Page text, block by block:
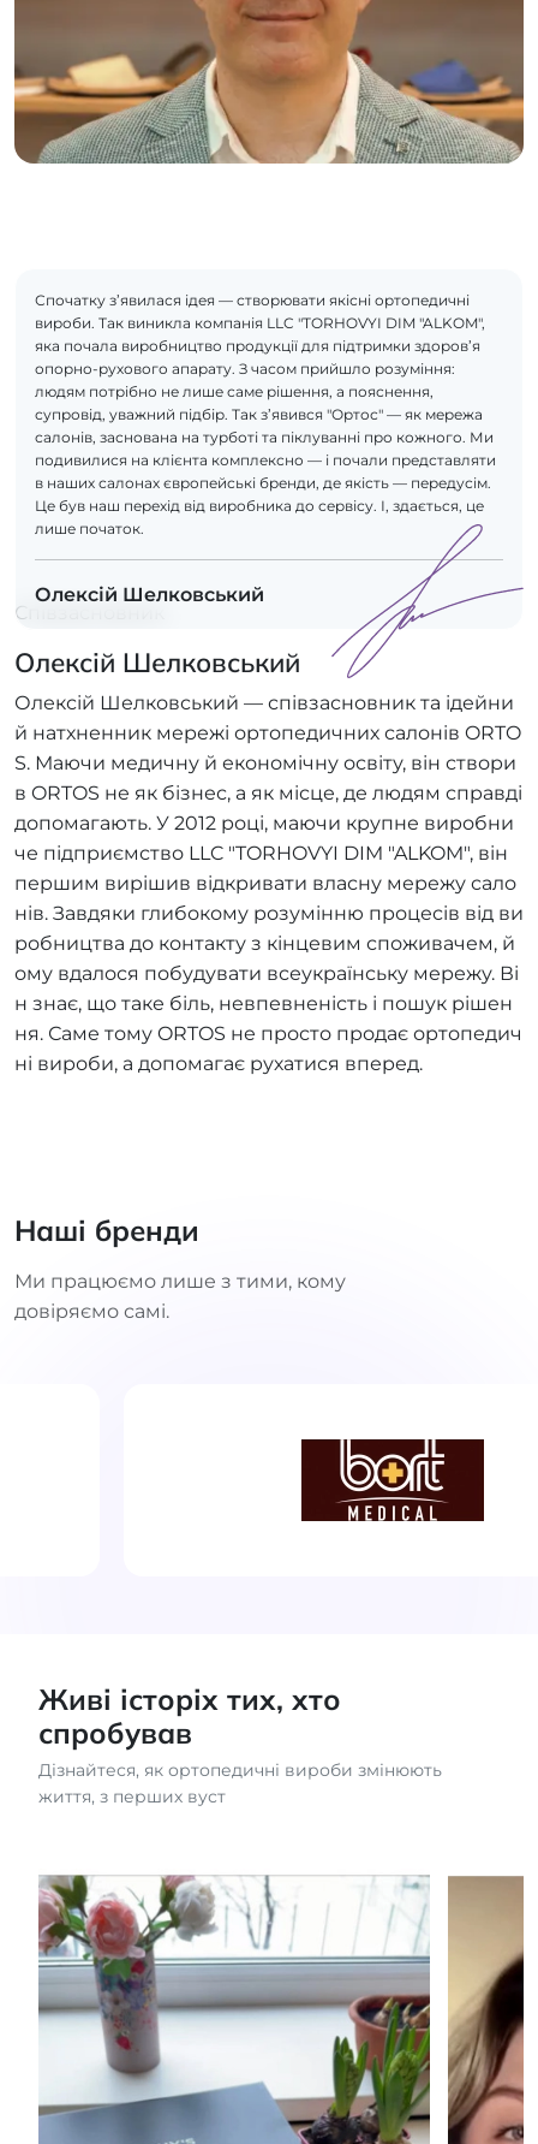
Спочатку з’явилася ідея — створювати якісні ортопедичні
вироби. Так виникла компанія LLC "TORHOVYI DIM "ALKOM",
яка почала виробництво продукції для підтримки здоров’я
опорно-рухового апарату. З часом прийшло розуміння:
людям потрібно не лише саме рішення, а пояснення,
супровід, уважний підбір. Так з’явився "Ортос" — як мережа
салонів, заснована на турботі та піклуванні про кожного. Ми
подивилися на клієнта комплексно — і почали представляти
в наших салонах європейські бренди, де якість — передусім.
Це був наш перехід від виробника до сервісу. І, здається, це
лише початок.
Олексій Шелковський
Співзасновник
Олексій Шелковський
Олексій Шелковський — співзасновник та ідейни
й натхненник мережі ортопедичних салонів ORTO
S. Маючи медичну й економічну освіту, він створи
в ORTOS не як бізнес, а як місце, де людям справді
допомагають. У 2012 році, маючи крупне виробни
че підприємство LLC "TORHOVYI DIM "ALKOM", він
першим вирішив відкривати власну мережу сало
нів. Завдяки глибокому розумінню процесів від ви
робництва до контакту з кінцевим споживачем, й
ому вдалося побудувати всеукраїнську мережу. Ві
н знає, що таке біль, невпевненість і пошук рішен
ня. Саме тому ORTOS не просто продає ортопедич
ні вироби, а допомагає рухатися вперед.
Наші бренди
Ми працюємо лише з тими, кому
довіряємо самі.
Живі історіх тих, хто
спробував
Дізнайтеся, як ортопедичні вироби змінюють
життя, з перших вуст